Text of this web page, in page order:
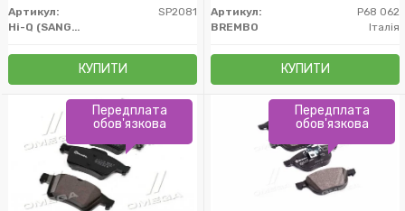
Артикул:
SP2081
Hi-Q (SANGSIN)
КУПИТИ
Артикул:
P68 062
BREMBO
Італія
КУПИТИ
Передплата
обов'язкова
Передплата
обов'язкова